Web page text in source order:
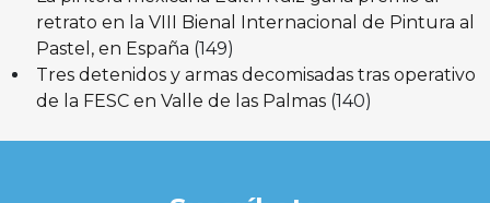
retrato en la VIII Bienal Internacional de Pintura al
Pastel, en España (149)
Tres detenidos y armas decomisadas tras operativo
de la FESC en Valle de las Palmas (140)